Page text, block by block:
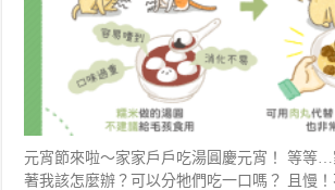
元宵節來啦～家家戶戶吃湯圓慶元宵！ 等等
著我該怎麼辦？可以分牠們吃一口嗎？ 且慢